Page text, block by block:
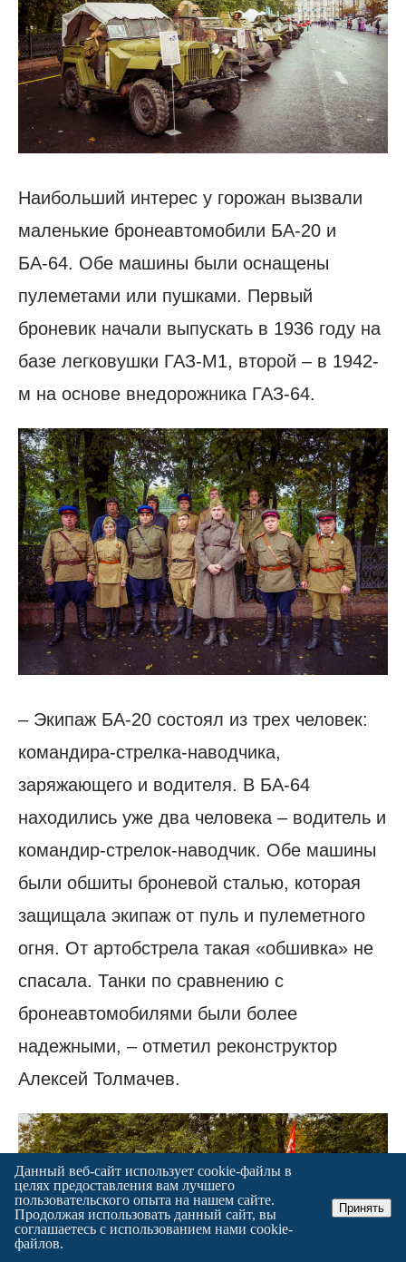
Наибольший интерес у горожан вызвали
маленькие бронеавтомобили БА-20 и
БА-64. Обе машины были оснащены
пулеметами или пушками. Первый
броневик начали выпускать в 1936 году на
базе легковушки ГАЗ-М1, второй – в 1942-
м на основе внедорожника ГАЗ-64.
– Экипаж БА-20 состоял из трех человек:
командира-стрелка-наводчика,
заряжающего и водителя. В БА-64
находились уже два человека – водитель и
командир-стрелок-наводчик. Обе машины
были обшиты броневой сталью, которая
защищала экипаж от пуль и пулеметного
огня. От артобстрела такая «обшивка» не
спасала. Танки по сравнению с
бронеавтомобилями были более
надежными, – отметил реконструктор
Алексей Толмачев.
Данный веб-сайт использует cookie-файлы в
целях предоставления вам лучшего
пользовательского опыта на нашем сайте.
Продолжая использовать данный сайт, вы
соглашаетесь с использованием нами cookie-
файлов.
Принять